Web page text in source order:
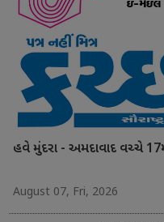
હવે મુંદરા - અમદાવાદ વચ્ચે
August 07, Fri, 2026